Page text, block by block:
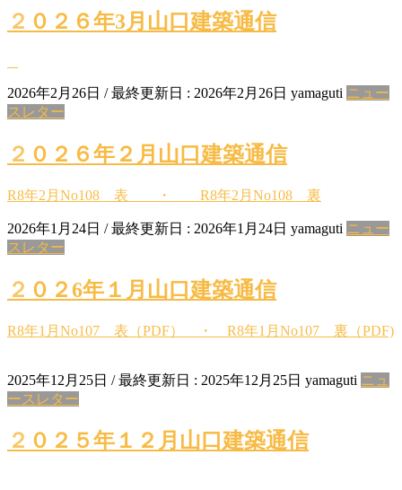
２０２６年3月山口建築通信
2026年2月26日 / 最終更新日 : 2026年2月26日 yamaguti ニュー
スレター
２０２６年２月山口建築通信
R8年2月No108 表 ・ R8年2月No108 裏
2026年1月24日 / 最終更新日 : 2026年1月24日 yamaguti ニュー
スレター
２０２6年１月山口建築通信
R8年1月No107 表（PDF） ・ R8年1月No107 裏（PDF)
2025年12月25日 / 最終更新日 : 2025年12月25日 yamaguti ニュ
ースレター
２０２５年１２月山口建築通信